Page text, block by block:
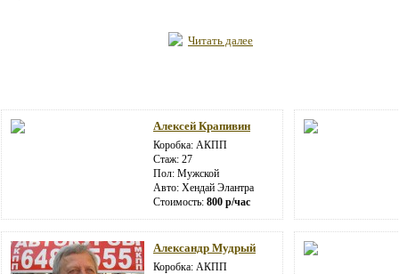
Читать далее
Алексей Крапивин
Коробка: АКПП
Стаж: 27
Пол: Мужской
Авто: Хендай Элантра
Стоимость: 800 р/час
Александр Мудрый
Коробка: АКПП